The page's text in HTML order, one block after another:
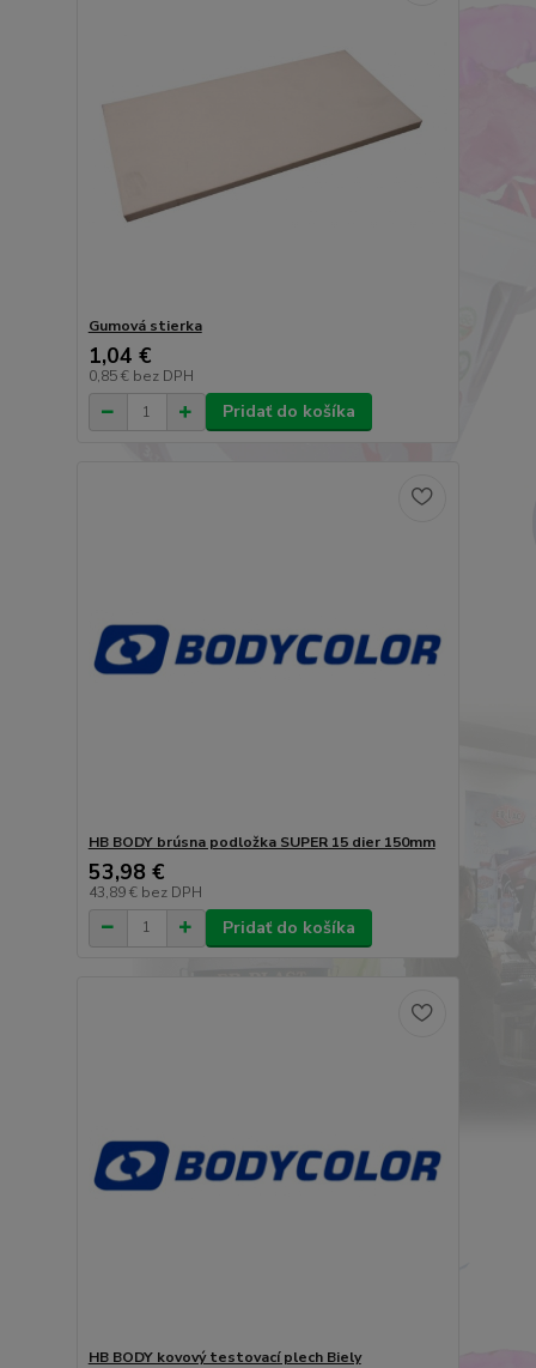
Gumová stierka
1,04 €
0,85 € bez DPH
Pridať do košíka
HB BODY brúsna podložka SUPER 15 dier 150mm
53,98 €
43,89 € bez DPH
Pridať do košíka
HB BODY kovový testovací plech Biely